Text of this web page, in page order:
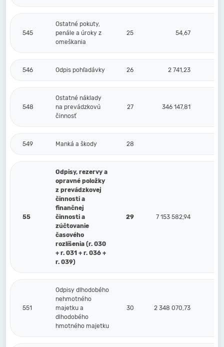
545
Ostatné pokuty,
penále a úroky z
omeškania
25 54,67
546 Odpis pohľadávky 26 2 741,23
548
Ostatné náklady
na prevádzkovú
činnosť
27 346 147,81
549 Manká a škody 28
55
Odpisy, rezervy a
opravné položky
z prevádzkovej
činnosti a
finančnej
činnosti a
zúčtovanie
časového
rozlíšenia (r. 030
+ r. 031 + r. 036 +
r. 039)
29 7 153 582,94
551
Odpisy dlhodobého
nehmotného
majetku a
dlhodobého
hmotného majetku
30 2 348 070,73